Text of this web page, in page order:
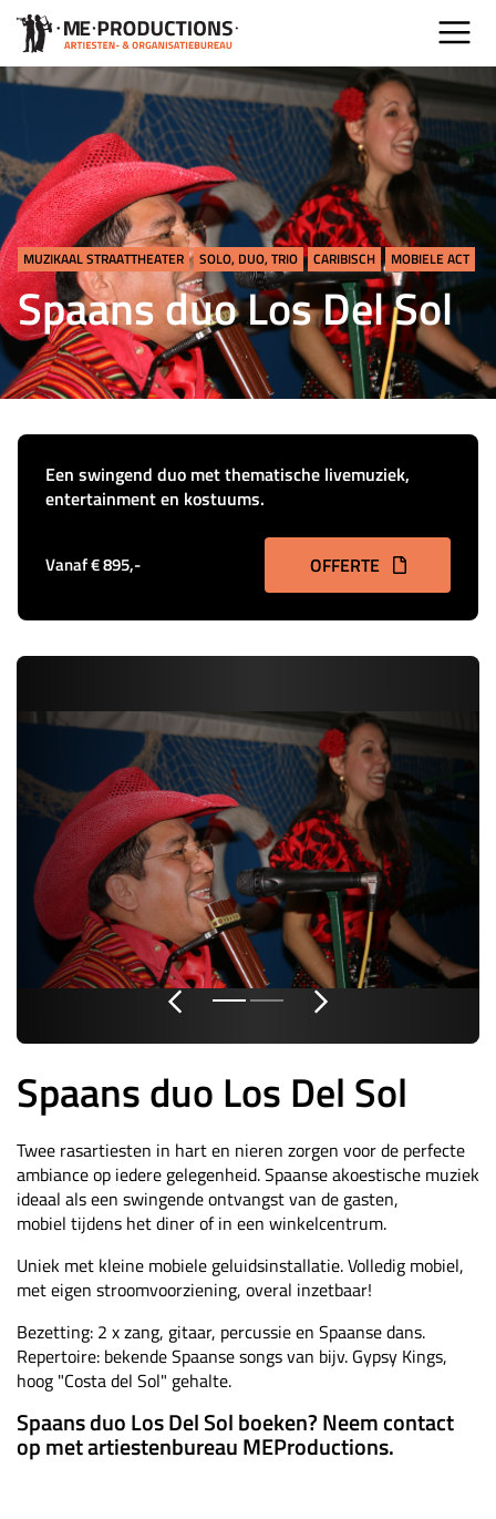
MUZIKAAL STRAATTHEATER SOLO, DUO, TRIO CARIBISCH MOBIELE ACT
Spaans duo Los Del Sol
Een swingend duo met thematische livemuziek,
entertainment en kostuums.
Vanaf € 895,- OFFERTE
Spaans duo Los Del Sol
Twee rasartiesten in hart en nieren zorgen voor de perfecte
ambiance op iedere gelegenheid. Spaanse akoestische muziek
ideaal als een swingende ontvangst van de gasten,
mobiel tijdens het diner of in een winkelcentrum.
Uniek met kleine mobiele geluidsinstallatie. Volledig mobiel,
met eigen stroomvoorziening, overal inzetbaar!
Bezetting: 2 x zang, gitaar, percussie en Spaanse dans.
Repertoire: bekende Spaanse songs van bijv. Gypsy Kings,
hoog "Costa del Sol" gehalte.
Spaans duo Los Del Sol boeken? Neem contact
op met artiestenbureau MEProductions.